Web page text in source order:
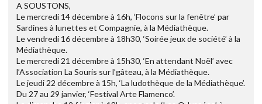
A SOUSTONS,
Le mercredi 14 décembre à 16h, ‘Flocons sur la fenêtre’ par
Sardines à lunettes et Compagnie, à la Médiathèque.
Le vendredi 16 décembre à 18h30, ‘Soirée jeux de société’ à la
Médiathèque.
Le mercredi 21 décembre à 15h30, ‘En attendant Noël’ avec
l’Association La Souris sur l’gâteau, à la Médiathèque.
Le jeudi 22 décembre à 15h, ‘La ludothèque de la Médiathèque’.
Du 27 au 29 janvier, ‘Festival Arte Flamenco’.